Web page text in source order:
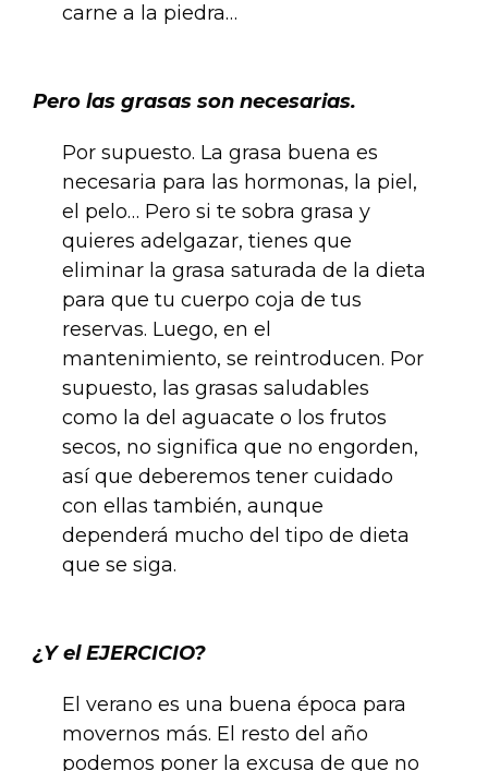
carne a la piedra…
Pero las grasas son necesarias.
Por supuesto. La grasa buena es
necesaria para las hormonas, la piel,
el pelo… Pero si te sobra grasa y
quieres adelgazar, tienes que
eliminar la grasa saturada de la dieta
para que tu cuerpo coja de tus
reservas. Luego, en el
mantenimiento, se reintroducen. Por
supuesto, las grasas saludables
como la del aguacate o los frutos
secos, no significa que no engorden,
así que deberemos tener cuidado
con ellas también, aunque
dependerá mucho del tipo de dieta
que se siga.
¿Y el EJERCICIO?
El verano es una buena época para
movernos más. El resto del año
podemos poner la excusa de que no